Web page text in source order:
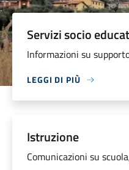
Servizi socio
Informazioni su
LEGGI DI PIÙ
Istruzione
Comunicazioni su